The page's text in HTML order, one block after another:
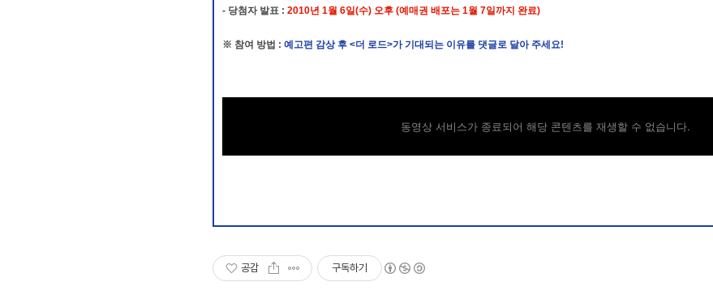
- 당첨자 발표 : 2010년 1월 6일(수) 오후 (예매권 배포는 1월 7일까지 완료)
※ 참여 방법 : 예고편 감상 후 <더 로드>가 기대되는 이유를 댓글로 달아 주세요!
동영상 서비스가 종료되어 해당 콘텐츠를 재생할 수 없습니다.
공감 구독하기